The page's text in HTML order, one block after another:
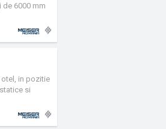
de 6000 mm
otel, in pozitie
si